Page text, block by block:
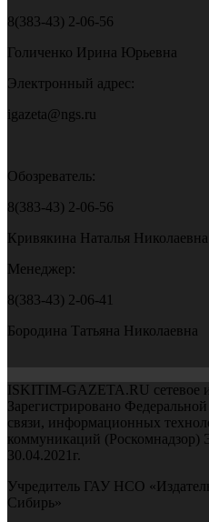
8(383-43) 2-06-56
Голиченко Ирина Юрьевна
Электронный адрес:
igazeta@ngs.ru
Обозреватель:
8(383-43) 2-06-56
Кривякина Наталья Николаевна
Менеджер:
8(383-43) 2-06-41
Бородина Татьяна Николаевна
ISKITIM-GAZETA.RU сетевое
Зарегистрировано
связи, информационных
коммуникаций
30.04.2021г.
Учредитель ГАУ НСО
Сибирь»